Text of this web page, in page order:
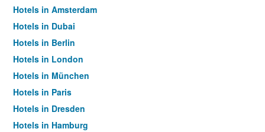
Hotels in Amsterdam
Hotels in Dubai
Hotels in Berlin
Hotels in London
Hotels in München
Hotels in Paris
Hotels in Dresden
Hotels in Hamburg